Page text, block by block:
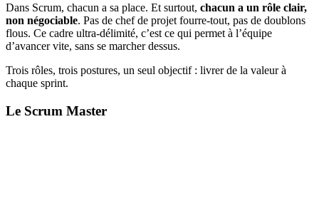
Dans Scrum, chacun a sa place. Et surtout, chacun a un rôle clair,
non négociable. Pas de chef de projet fourre-tout, pas de doublons
flous. Ce cadre ultra-délimité, c’est ce qui permet à l’équipe
d’avancer vite, sans se marcher dessus.
Trois rôles, trois postures, un seul objectif : livrer de la valeur à
chaque sprint.
Le Scrum Master